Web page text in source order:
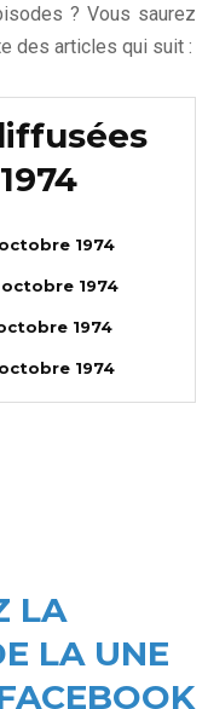
? Vous saurez
des articles qui suit :
1974
octobre 1974
1974
1974
LA
LA UNE